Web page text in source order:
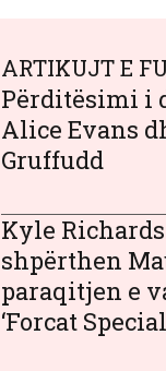
ARTIKUJT E
Përditësimi i
Alice Evans
Gruffudd
Kyle Richards
shpërthen
paraqitjen e
‘Forcat